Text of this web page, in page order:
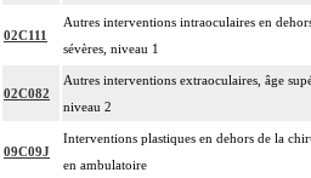
02C111
Autres interventions intraoculaires en
sévères, niveau 1
02C082
Autres interventions extraoculaires, âge
niveau 2
09C09J
Interventions plastiques en dehors de la
en ambulatoire